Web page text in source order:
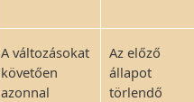
A változásokat
követően
azonnal
Az előző
állapot
törlendő